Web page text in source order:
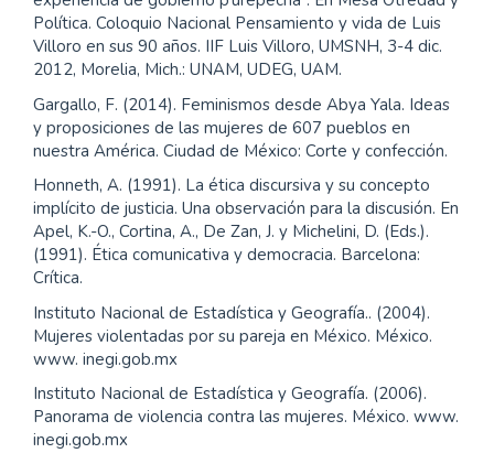
Política. Coloquio Nacional Pensamiento y vida de Luis
Villoro en sus 90 años. IIF Luis Villoro, UMSNH, 3-4 dic.
2012, Morelia, Mich.: UNAM, UDEG, UAM.
Gargallo, F. (2014). Feminismos desde Abya Yala. Ideas
y proposiciones de las mujeres de 607 pueblos en
nuestra América. Ciudad de México: Corte y confección.
Honneth, A. (1991). La ética discursiva y su concepto
implícito de justicia. Una observación para la discusión. En
Apel, K.-O., Cortina, A., De Zan, J. y Michelini, D. (Eds.).
(1991). Ética comunicativa y democracia. Barcelona:
Crítica.
Instituto Nacional de Estadística y Geografía.. (2004).
Mujeres violentadas por su pareja en México. México.
www. inegi.gob.mx
Instituto Nacional de Estadística y Geografía. (2006).
Panorama de violencia contra las mujeres. México. www.
inegi.gob.mx